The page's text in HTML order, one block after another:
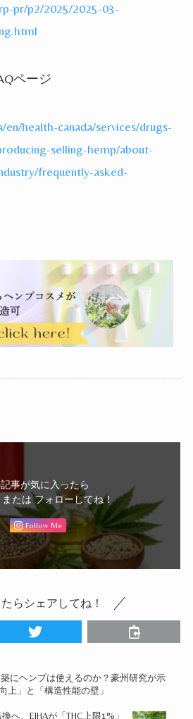
pr/p2/2025/2025-03-
ページ
en/health-canada/services/drugs-
selling-hemp/about-
frequently-asked-
事が気に入ったら
たは フォローしてね！
Follow Me
らシェアしてね！
にヘンプは使えるのか？豪州研究が示
上」と「構造性能の壁」
へ、EIHAが「THC上限1%」